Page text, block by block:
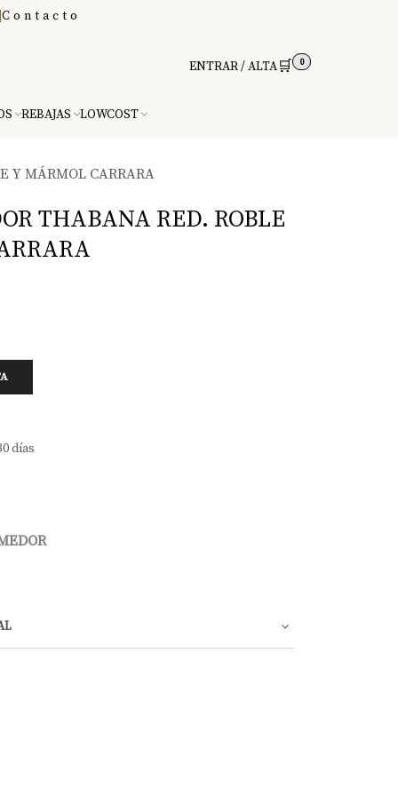
Contacto
ENTRAR / ALTA🛒 0
REBAJAS LOWCOST
Y MÁRMOL CARRARA
THABANA RED. ROBLE
días